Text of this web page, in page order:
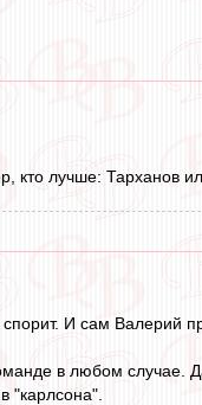
кто лучше: Тарханов
И сам Валерий
в любом случае.
"карлсона".